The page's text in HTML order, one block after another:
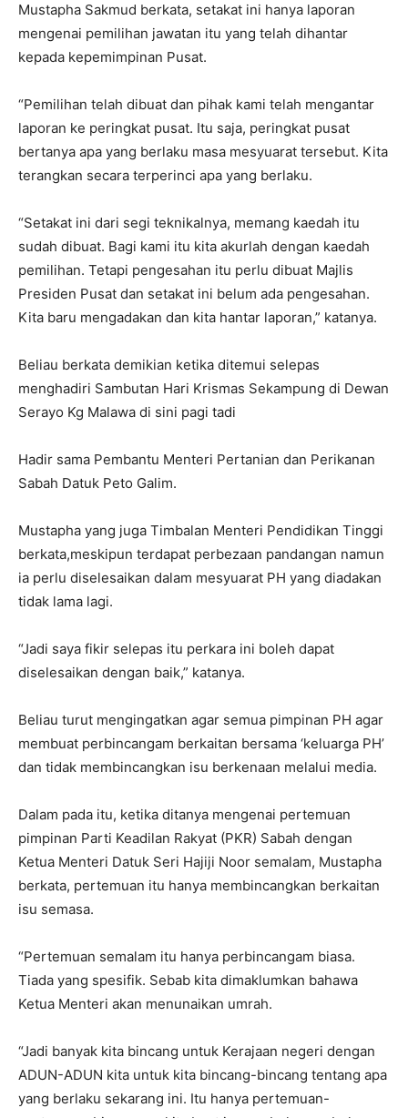
Mustapha Sakmud berkata, setakat ini hanya laporan
mengenai pemilihan jawatan itu yang telah dihantar
kepada kepemimpinan Pusat.
“Pemilihan telah dibuat dan pihak kami telah mengantar
laporan ke peringkat pusat. Itu saja, peringkat pusat
bertanya apa yang berlaku masa mesyuarat tersebut. Kita
terangkan secara terperinci apa yang berlaku.
“Setakat ini dari segi teknikalnya, memang kaedah itu
sudah dibuat. Bagi kami itu kita akurlah dengan kaedah
pemilihan. Tetapi pengesahan itu perlu dibuat Majlis
Presiden Pusat dan setakat ini belum ada pengesahan.
Kita baru mengadakan dan kita hantar laporan,” katanya.
Beliau berkata demikian ketika ditemui selepas
menghadiri Sambutan Hari Krismas Sekampung di Dewan
Serayo Kg Malawa di sini pagi tadi
Hadir sama Pembantu Menteri Pertanian dan Perikanan
Sabah Datuk Peto Galim.
Mustapha yang juga Timbalan Menteri Pendidikan Tinggi
berkata,meskipun terdapat perbezaan pandangan namun
ia perlu diselesaikan dalam mesyuarat PH yang diadakan
tidak lama lagi.
“Jadi saya fikir selepas itu perkara ini boleh dapat
diselesaikan dengan baik,” katanya.
Beliau turut mengingatkan agar semua pimpinan PH agar
membuat perbincangam berkaitan bersama ‘keluarga PH’
dan tidak membincangkan isu berkenaan melalui media.
Dalam pada itu, ketika ditanya mengenai pertemuan
pimpinan Parti Keadilan Rakyat (PKR) Sabah dengan
Ketua Menteri Datuk Seri Hajiji Noor semalam, Mustapha
berkata, pertemuan itu hanya membincangkan berkaitan
isu semasa.
“Pertemuan semalam itu hanya perbincangam biasa.
Tiada yang spesifik. Sebab kita dimaklumkan bahawa
Ketua Menteri akan menunaikan umrah.
“Jadi banyak kita bincang untuk Kerajaan negeri dengan
ADUN-ADUN kita untuk kita bincang-bincang tentang apa
yang berlaku sekarang ini. Itu hanya pertemuan-